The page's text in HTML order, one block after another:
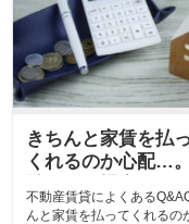
きちんと家賃を払
くれるのか心配…
るのでしょうか？
不動産賃貸によくある
んと家賃を払ってくれるの